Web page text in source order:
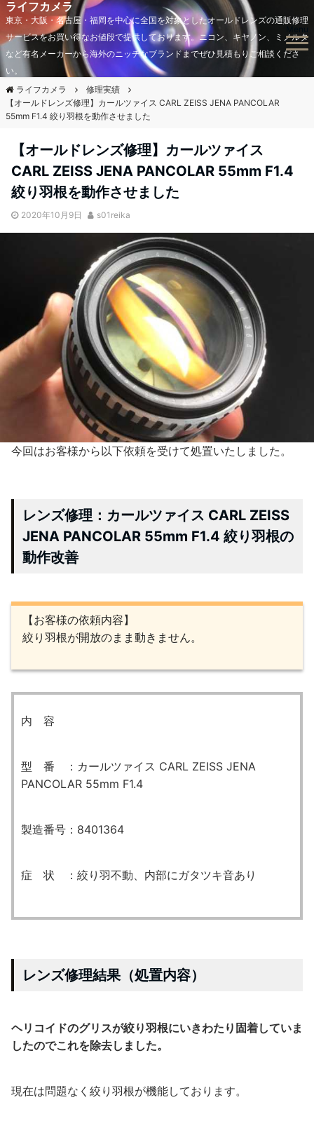
ライフカメラ
東京・大阪・名古屋・福岡を中心に全国を対象としたオールドレンズの通販修理
サービスをお買い得なお値段で提供しております。ニコン、キヤノン、ミノルタ
など有名メーカーから海外のニッチなブランドまでぜひ見積もりご相談くださ
い。
ライフカメラ
修理実績
【オールドレンズ修理】カールツァイス CARL ZEISS JENA PANCOLAR
55mm F1.4 絞り羽根を動作させました
【オールドレンズ修理】カールツァイス
CARL ZEISS JENA PANCOLAR 55mm F1.4
絞り羽根を動作させました
2020年10月9日 s01reika
今回はお客様から以下依頼を受けて処置いたしました。
レンズ修理：カールツァイス CARL ZEISS
JENA PANCOLAR 55mm F1.4 絞り羽根の
動作改善
【お客様の依頼内容】
絞り羽根が開放のまま動きません。
内 容
型 番 ：カールツァイス CARL ZEISS JENA
PANCOLAR 55mm F1.4
製造番号：8401364
症 状 ：絞り羽不動、内部にガタツキ音あり
レンズ修理結果（処置内容）
ヘリコイドのグリスが絞り羽根にいきわたり固着していま
したのでこれを除去しました。
現在は問題なく絞り羽根が機能しております。